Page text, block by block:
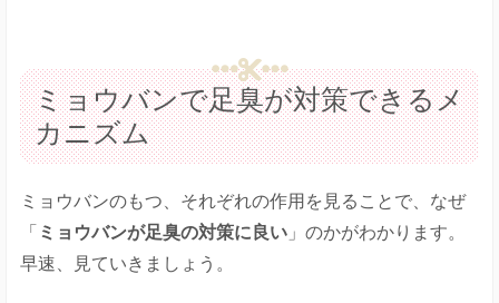
ミョウバンで足臭が対策できるメ
カニズム
ミョウバンのもつ、それぞれの作用を見ることで、なぜ
「 ミョウバンが足臭の対策に良い 」のかがわかります。
早速、見ていきましょう。